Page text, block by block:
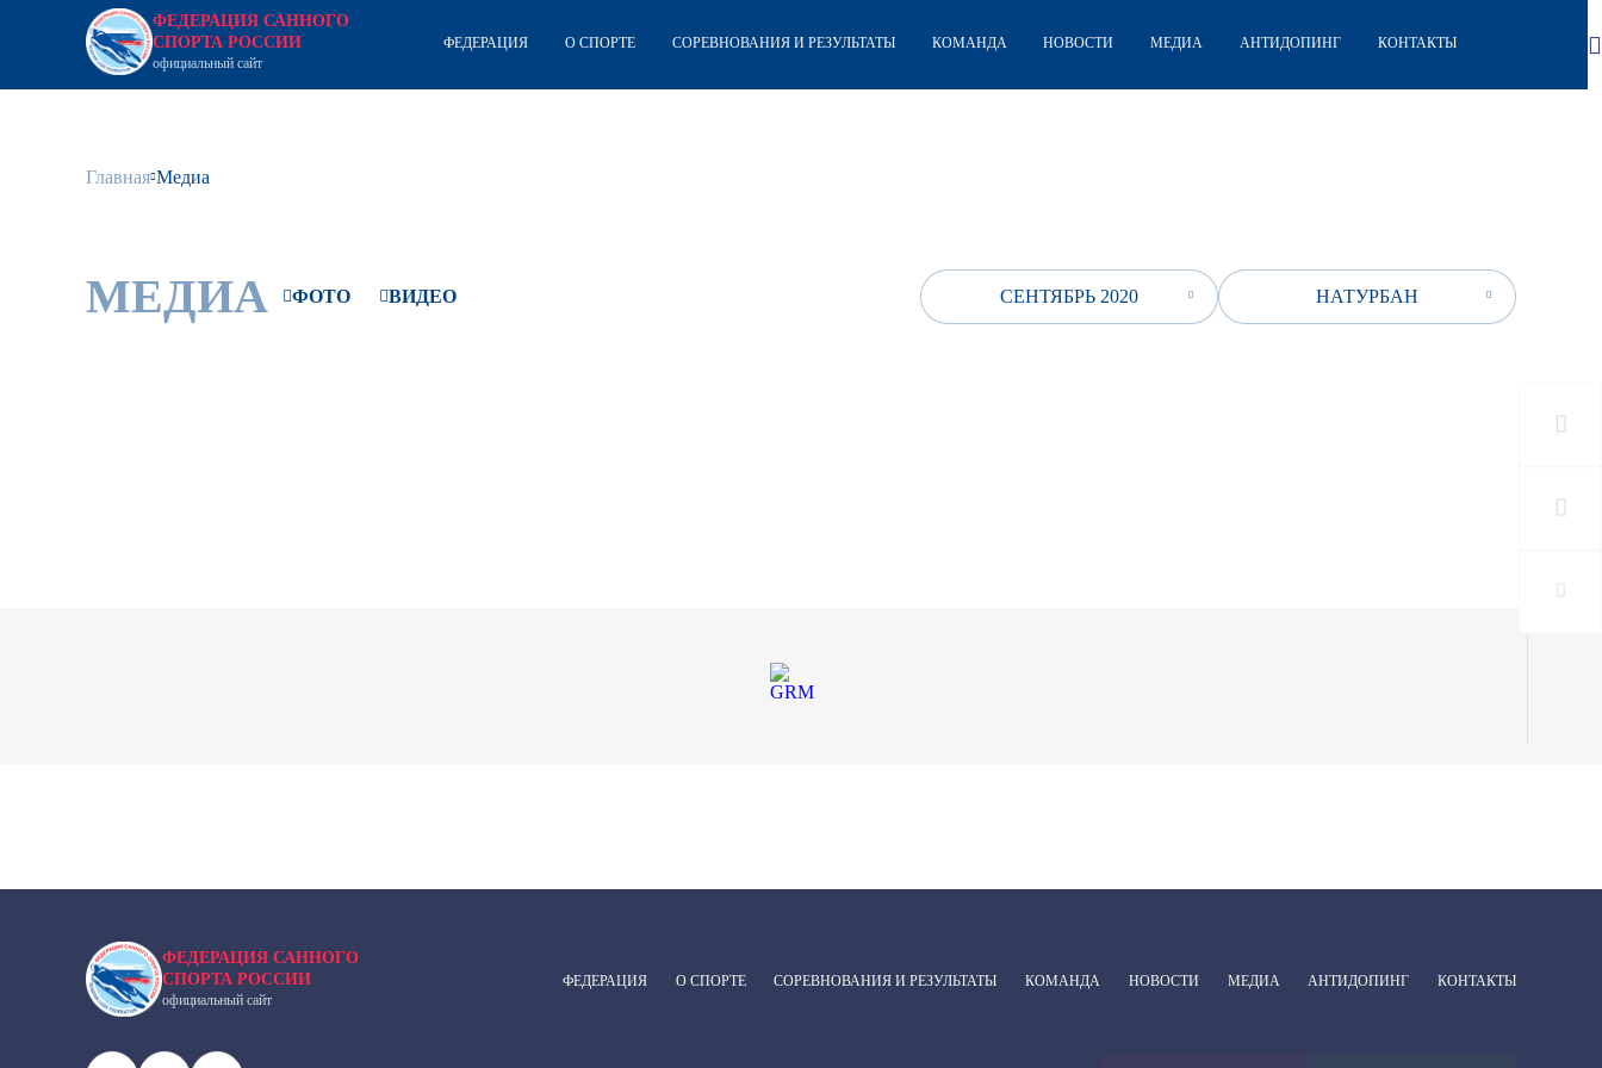
ФЕДЕРАЦИЯ САННОГО
СПОРТА РОССИИ
официальный сайт
ФЕДЕРАЦИЯ О СПОРТЕ СОРЕВНОВАНИЯ И РЕЗУЛЬТАТЫ КОМАНДА НОВОСТИ МЕДИА АНТИДОПИНГ КОНТАКТЫ
Главная Медиа
МЕДИА ФОТО ВИДЕО СЕНТЯБРЬ 2020 НАТУРБАН
ФЕДЕРАЦИЯ САННОГО
СПОРТА РОССИИ
официальный сайт
ФЕДЕРАЦИЯ О СПОРТЕ СОРЕВНОВАНИЯ И РЕЗУЛЬТАТЫ КОМАНДА НОВОСТИ МЕДИА АНТИДОПИНГ КОНТАКТЫ